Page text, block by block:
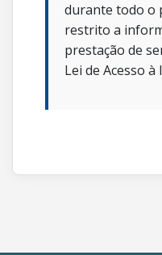
durante todo o
restrito a
prestação de
Lei de Acesso